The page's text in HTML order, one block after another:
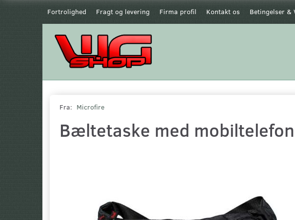
Fortrolighed Fragt og levering Firma profil Kontakt os Betingelser &
Fra: Microfire
Bæltetaske med